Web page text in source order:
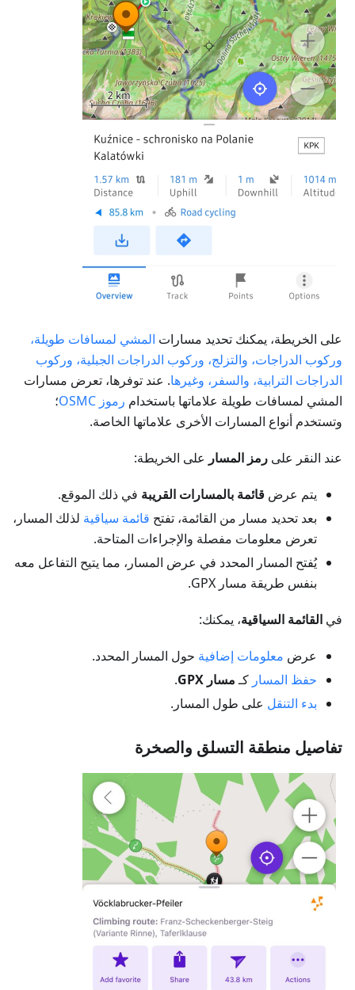
على الخريطة، يمكنك تحديد مسارات المشي لمسافات طويلة،
وركوب الدراجات، والتزلج، وركوب الدراجات الجبلية، وركوب
الدراجات الترابية، والسفر، وغيرها. عند توفرها، تعرض مسارات
المشي لمسافات طويلة علاماتها باستخدام رموز OSMC
؛
وتستخدم أنواع المسارات الأخرى علاماتها الخاصة.
عند النقر على رمز المسار على الخريطة:
يتم عرض قائمة بالمسارات القريبة في ذلك الموقع.
بعد تحديد مسار من القائمة، تفتح قائمة سياقية لذلك المسار،
تعرض معلومات مفصلة والإجراءات المتاحة.
يُفتح المسار المحدد في عرض المسار، مما يتيح التفاعل معه
بنفس طريقة مسار GPX.
في القائمة السياقية، يمكنك:
عرض معلومات إضافية حول المسار المحدد.
حفظ المسار كـمسار GPX
.
بدء التنقل على طول المسار.
تفاصيل منطقة التسلق والصخرة